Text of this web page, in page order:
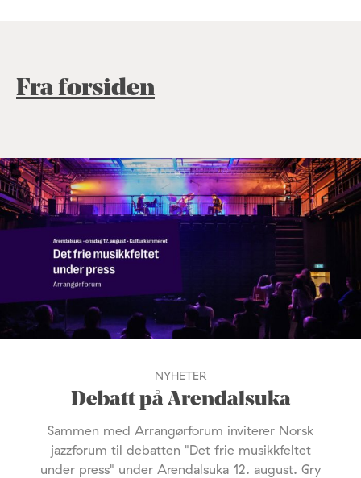
Fra forsiden
NYHETER
Debatt på Arendalsuka
Sammen med Arrangørforum inviterer Norsk
jazzforum til debatten "Det frie musikkfeltet
under press" under Arendalsuka 12. august. Gry